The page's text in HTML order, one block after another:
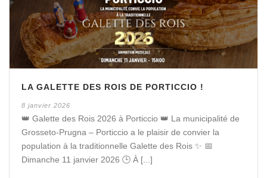
LA GALETTE DES ROIS DE PORTICCIO !
8 janvier 2026
👑 Galette des Rois 2026 à Porticcio 👑 La municipalité de
Grosseto-Prugna – Porticcio a le plaisir de convier la
population à la traditionnelle Galette des Rois ✨ 📅
Dimanche 11 janvier 2026 🕒 À [...]